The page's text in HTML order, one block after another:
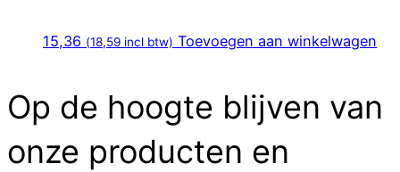
15,36 (18,59 incl btw) Toevoegen aan winkelwagen
Op de hoogte blijven van
onze producten en